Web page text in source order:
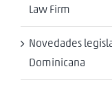
Law Firm
Novedades
Dominicana